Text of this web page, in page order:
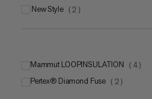
New Style ( 2 )
Mammut LOOPINSULATION ( 4 )
Pertex® Diamond Fuse ( 2 )